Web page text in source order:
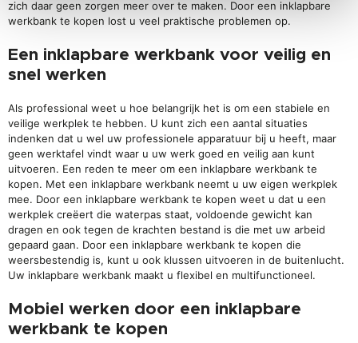
zich daar geen zorgen meer over te maken. Door een inklapbare
werkbank te kopen lost u veel praktische problemen op.
Een inklapbare werkbank voor veilig en
snel werken
Als professional weet u hoe belangrijk het is om een stabiele en
veilige werkplek te hebben. U kunt zich een aantal situaties
indenken dat u wel uw professionele apparatuur bij u heeft, maar
geen werktafel vindt waar u uw werk goed en veilig aan kunt
uitvoeren. Een reden te meer om een inklapbare werkbank te
kopen. Met een inklapbare werkbank neemt u uw eigen werkplek
mee. Door een inklapbare werkbank te kopen weet u dat u een
werkplek creëert die waterpas staat, voldoende gewicht kan
dragen en ook tegen de krachten bestand is die met uw arbeid
gepaard gaan. Door een inklapbare werkbank te kopen die
weersbestendig is, kunt u ook klussen uitvoeren in de buitenlucht.
Uw inklapbare werkbank maakt u flexibel en multifunctioneel.
Mobiel werken door een inklapbare
werkbank te kopen